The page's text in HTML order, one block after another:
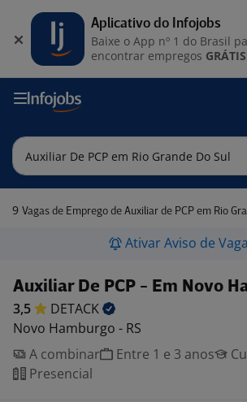
9 Vagas de Emprego de Auxiliar de PCP em Rio
Ativar Aviso de
Auxiliar De PCP - Em Novo
3,5
DETACK
Novo Hamburgo - RS
A combinar
Entre 1 e 3 anos
Presencial
Aplicativo do Infojobs
Baixe o App nº 1 do Brasil
encontrar empregos